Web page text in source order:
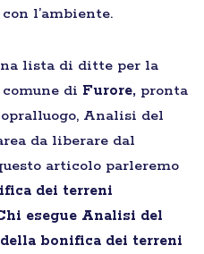
l’ambiente.
lista di ditte per la
di Furore, pronta
Analisi del
da liberare dal
articolo parleremo
dei terreni
esegue Analisi del
bonifica dei terreni